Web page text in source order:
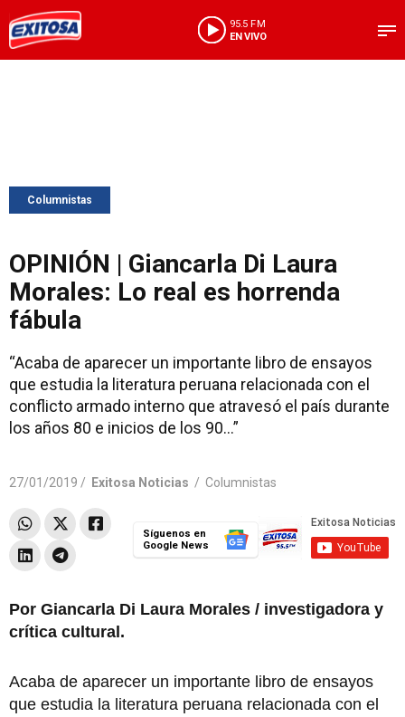
95.5 FM
EN VIVO
Columnistas
OPINIÓN | Giancarla Di Laura
Morales: Lo real es horrenda
fábula
“Acaba de aparecer un importante libro de ensayos
que estudia la literatura peruana relacionada con el
conflicto armado interno que atravesó el país durante
los años 80 e inicios de los 90...”
27/01/2019 / Exitosa Noticias / Columnistas
Síguenos en
Google News
Por Giancarla Di Laura Morales / investigadora y
crítica cultural.
Acaba de aparecer un importante libro de ensayos
que estudia la literatura peruana relacionada con el